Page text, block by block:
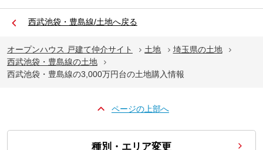
西武池袋・豊島線/土地へ戻る
オープンハウス 戸建て仲介サイト 土地
埼玉県の土地
西武池袋・豊島線の土地
西武池袋・豊島線の3,000万円台の土地購入情報
ページの上部へ
種別・エリア変更